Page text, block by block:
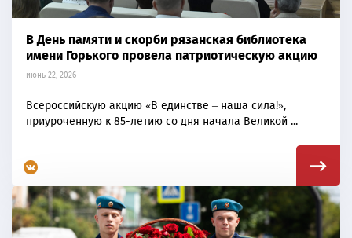
В День памяти и скорби рязанская библиотека
имени Горького провела патриотическую акцию
июнь 22, 2026
Всероссийскую акцию «В единстве – наша сила!»,
приуроченную к 85-летию со дня начала Великой ...